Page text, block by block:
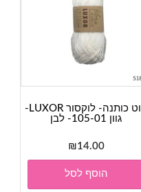
חוט כותנה- לוקסור LUXOR-
גוון 105-01- לבן
₪14.00
הוסף לסל